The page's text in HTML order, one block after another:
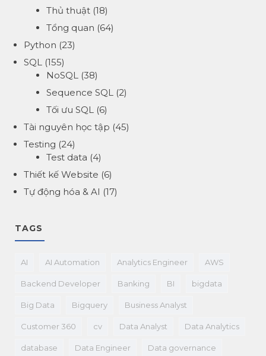
Thủ thuật(18)
Tổng quan (64)
Python (23)
SQL (155)
NoSQL(38)
Sequence SQL(2)
Tối ưu SQL(6)
Tài nguyên học tập (45)
Testing (24)
Test data (4)
Thiết kế Website (6)
Tự động hóa & AI (17)
TAGS
AI AI Automation Analytics Engineer AWS
Backend Developer Banking BI bigdata
Big Data Bigquery Business Analyst
Customer 360 cv Data Analyst Data Analytics
database Data Engineer Data governance